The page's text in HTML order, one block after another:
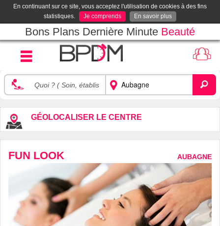
En continuant sur ce site, vous acceptez l'utilisation de cookies à des fins
statistiques.
Je comprends En savoir plus
Bons Plans Dernière Minute Beauté
GÉOLOCALISER LE CENTRE
FUN LOOK AUBAGNE